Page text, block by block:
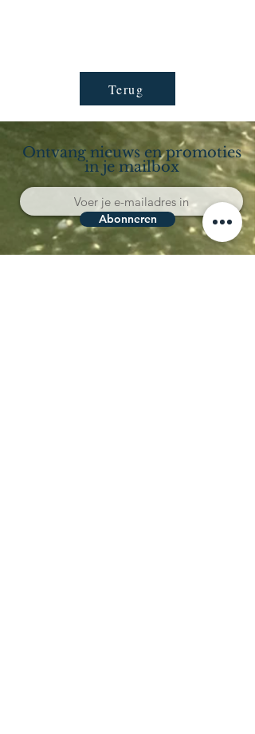
Terug
Ontvang nieuws en promoties
in je mailbox
Abonneren